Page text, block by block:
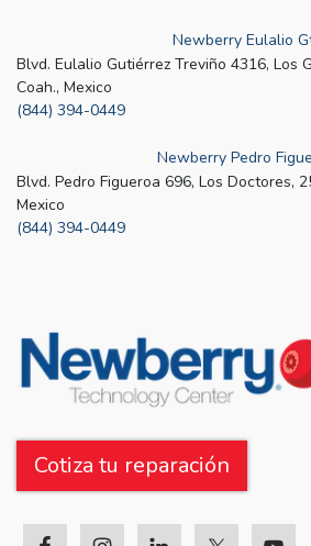
Newberry Eulalio
Blvd. Eulalio Gutiérrez Treviño 4316, Los
Coah., Mexico
(844) 394-0449
Newberry Pedro
Blvd. Pedro Figueroa 696, Los Doctores,
Mexico
(844) 394-0449
Cotiza tu reparación